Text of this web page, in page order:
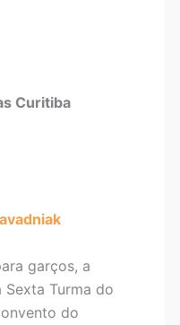
Curitiba
garços, a
Turma do
do